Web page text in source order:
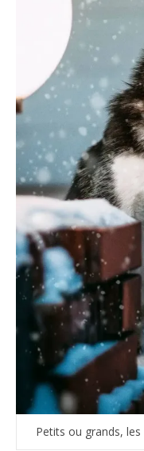
Petits ou grands,